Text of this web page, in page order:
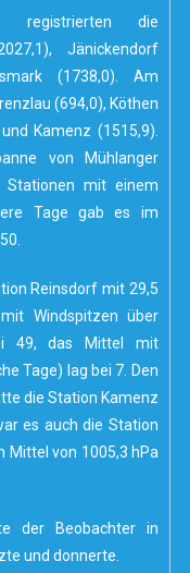
registrierten die
Jänickendorf
(1738,0). Am
(694,0), Köthen
Kamenz (1515,9).
von Mühlanger
Stationen mit einem
Tage gab es im
Reinsdorf mit 29,5
Windspitzen über
49, das Mittel mit
Tage) lag bei 7. Den
die Station Kamenz
es auch die Station
Mittel von 1005,3 hPa
der Beobachter in
und donnerte.